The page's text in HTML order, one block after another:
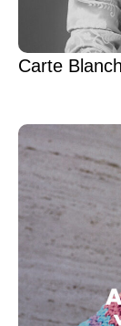
Carte